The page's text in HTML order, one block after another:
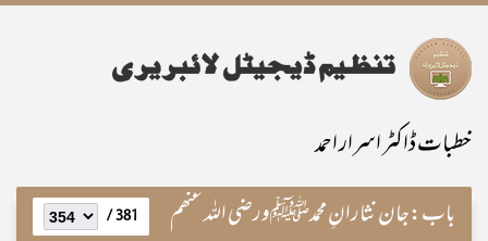
خطبات ڈاکٹر اسرار احمد
باب:جان نثارانِ محمدﷺورضی اللہ عنھم 381 /